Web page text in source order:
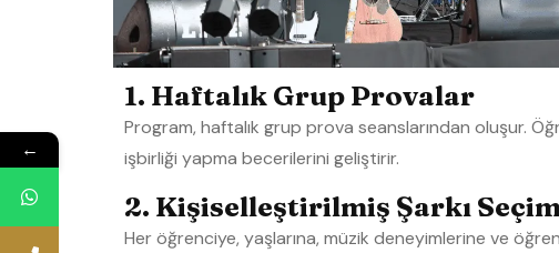
1. Haftalık Grup Provalar
Program, haftalık grup prova seanslarından oluşur.
işbirliği yapma becerilerini geliştirir.
2. Kişiselleştirilmiş Şarkı
Her öğrenciye, yaşlarına, müzik deneyimlerine ve
←